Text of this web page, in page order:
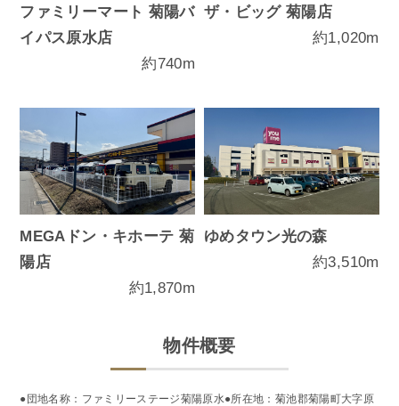
ファミリーマート 菊陽バ
イパス原水店
約740m
ザ・ビッグ 菊陽店
約1,020m
MEGAドン・キホーテ 菊
陽店
約1,870m
ゆめタウン光の森
約3,510m
物件概要
●団地名称：ファミリーステージ菊陽原水●所在地：菊池郡菊陽町大字原